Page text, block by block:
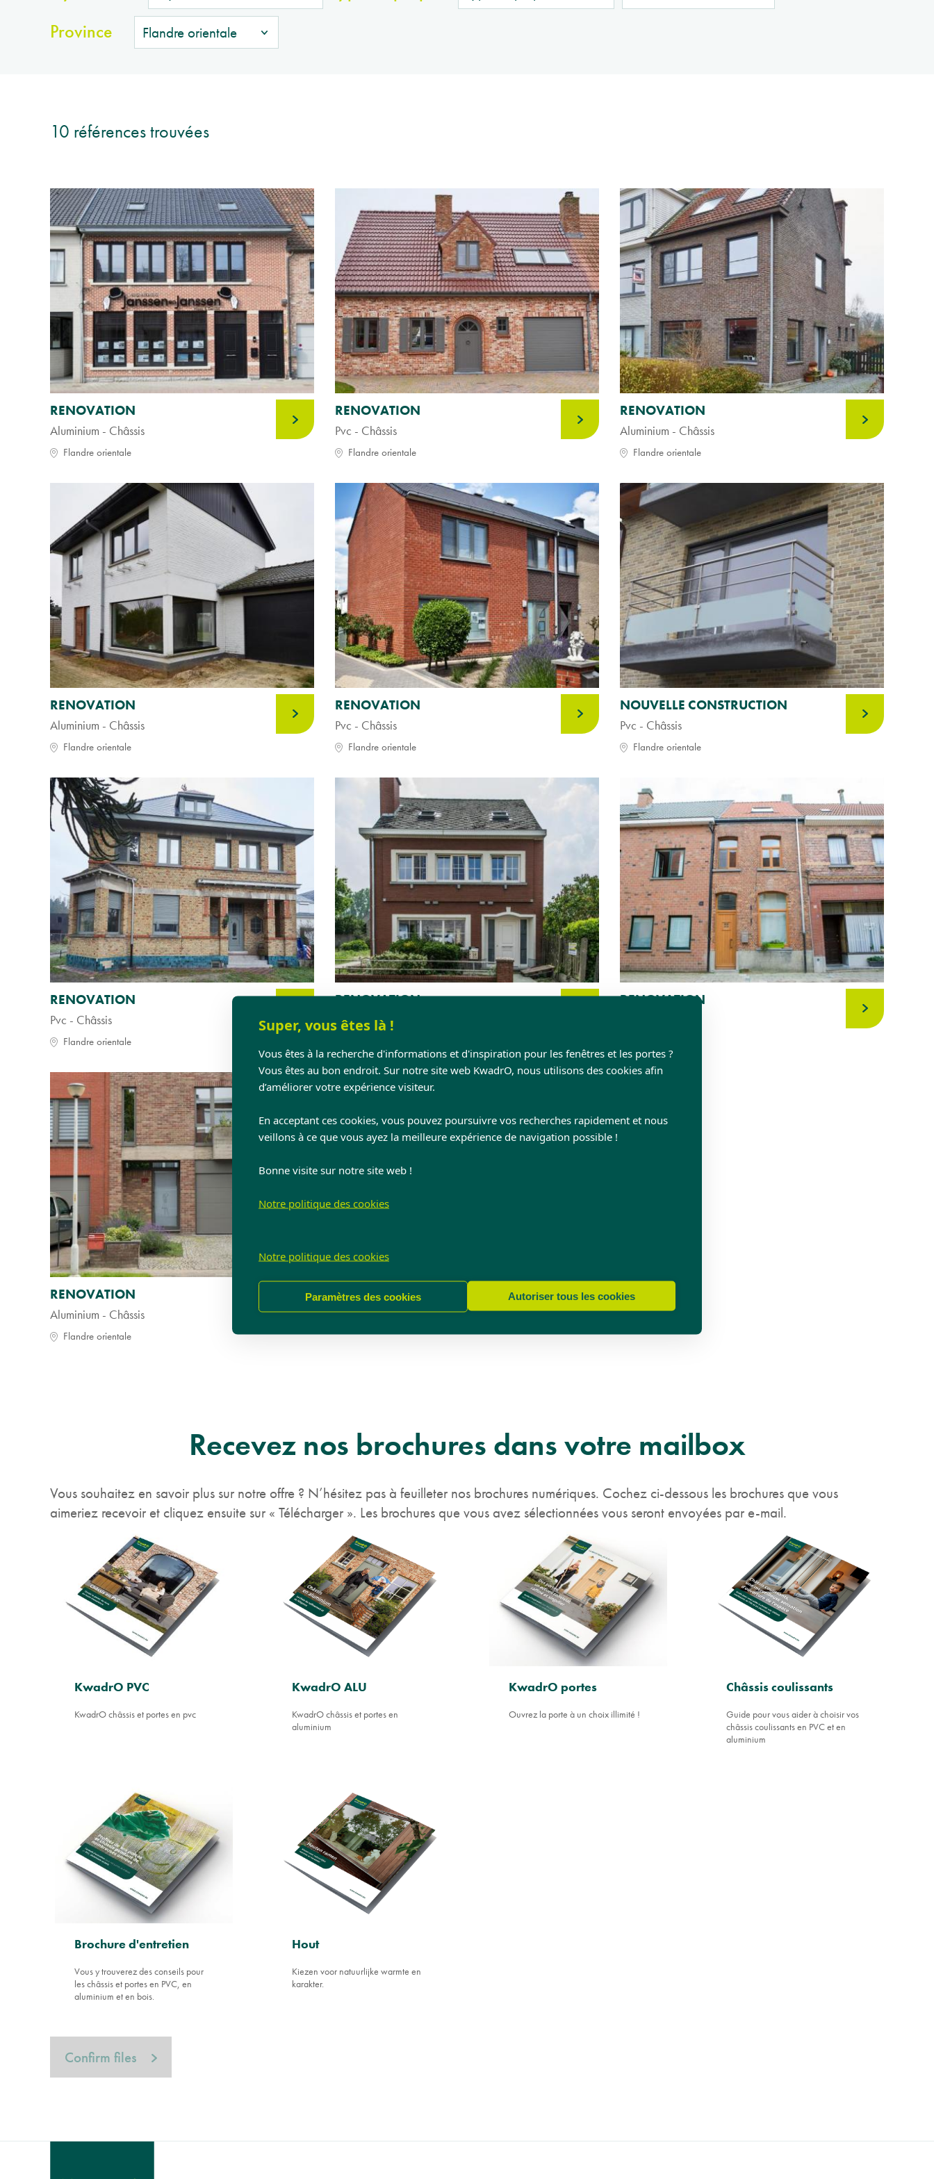
Super, vous êtes là !
Vous êtes à la recherche d'informations et d'inspiration pour les fenêtres et les portes ?
Vous êtes au bon endroit. Sur notre site web KwadrO, nous utilisons des cookies afin
d’améliorer votre expérience visiteur.
En acceptant ces cookies, vous pouvez poursuivre vos recherches rapidement et nous
veillons à ce que vous ayez la meilleure expérience de navigation possible !
Bonne visite sur notre site web !
Notre politique des cookies
Notre politique des cookies
Paramètres des cookies Autoriser tous les cookies
Province
10 références trouvées
RENOVATION
Aluminium - Châssis
Flandre orientale
RENOVATION
Pvc - Châssis
Flandre orientale
RENOVATION
Aluminium - Châssis
Flandre orientale
RENOVATION
Aluminium - Châssis
Flandre orientale
RENOVATION
Pvc - Châssis
Flandre orientale
NOUVELLE CONSTRUCTION
Pvc - Châssis
Flandre orientale
RENOVATION
Pvc - Châssis
Flandre orientale
RENOVATION
Pvc - Châssis
RENOVATION
RENOVATION
Aluminium - Châssis
Flandre orientale
Recevez nos brochures dans votre mailbox
Vous souhaitez en savoir plus sur notre offre ? N’hésitez pas à feuilleter nos brochures numériques. Cochez ci-dessous les brochures que vous
aimeriez recevoir et cliquez ensuite sur « Télécharger ». Les brochures que vous avez sélectionnées vous seront envoyées par e-mail.
KwadrO PVC
KwadrO châssis et portes en pvc
KwadrO ALU
KwadrO châssis et portes en
aluminium
KwadrO portes
Ouvrez la porte à un choix illimité !
Châssis coulissants
Guide pour vous aider à choisir vos
châssis coulissants en PVC et en
aluminium
Brochure d'entretien
Vous y trouverez des conseils pour
les châssis et portes en PVC, en
aluminium et en bois.
Hout
Kiezen voor natuurlijke warmte en
karakter.
Confirm files